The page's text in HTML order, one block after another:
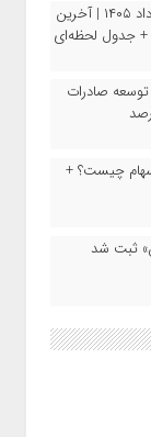
قیمت طلا و سکه امروز جمعه ۱۶ مرداد ۱۴۰۵ | آخرین
+ جدول لحظه‌ای
توسعه صادرات
سهام چیست؟ +
ثبت شد